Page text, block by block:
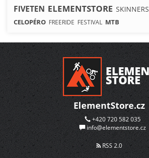
FIVETEN ELEMENTSTORE SKINNERS
CELOPÉRO FREERIDE FESTIVAL MTB
ElementStore.cz
+420 720 582 035
info@elementstore.cz
RSS 2.0